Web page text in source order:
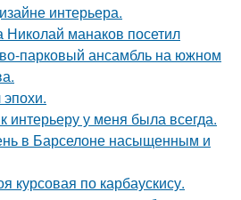
интерьера.
Николай манаков посетил
парковый ансамбль на южном
интерьеру у меня была всегда.
в Барселоне насыщенным и
курсовая по карбаускису.